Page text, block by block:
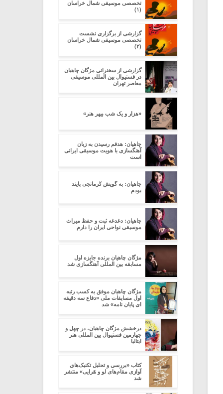
تخصصی موسیقی شمال خراسان
(۱)
گزارشی از برگزاری نشست
تخصصی موسیقی شمال خراسان
(۲)
گزارشی از سخنرانی مژگان چاهیان
در فستیوال بین المللی موسیقی
معاصر تهران
«هزار و یک شب مِهرِ هنر»
چاهیان: هدفم رسیدن به زبان
آهنگسازی با هویت موسیقی ایرانی
است
چاهیان: به گویش کُرمانجی پایند
بودم
چاهیان: دغدغه ثبت و حفظ میراث
موسیقی نواحی ایران را دارم
مژگان چاهیان برنده جایزه اول
مسابقه بین المللی آهنگسازی شد
مژگان چاهیان موفق به کسب رتبه
اول مسابقات ملی «دفاع سه دقیقه
ای پایان نامه» شد
درخشش مژگان چاهیان، در چهل و
چهارمین فستیوال بین المللی هنر
ایتالیا
کتاب «بررسی و تحلیل تکنیک‌های
آوازی مقام‌های لو و هَرایی» منتشر
شد